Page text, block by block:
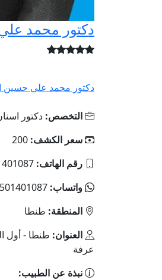
دكتور محمد
دكتور محمد علي حسين
التخصص: دكتور
سعر الكشف: 200
رقم الهاتف:
واتساب:
المنطقة: طنطا
العنوان: طنطا - أول
عرفة
نبذة عن الطبيب: